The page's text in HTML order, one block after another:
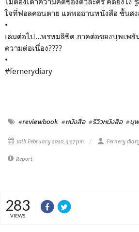
ใจที่ฟอลคอนตาย แต่พออ่านหนังสือ ชั้นสง
•
เล่มต่อไป...พรหมลิขิต ภาคต่อของบุพเพสั
ความต่อเนื่อง????
•
#fernerydiary
#reviewbook #หนังสือ #รีวิวหนังสือ #บุ
10th February 2020, 3:27 pm Fernery
Report
283
VIEWS